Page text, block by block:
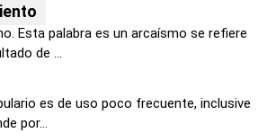
Esta palabra es un arcaísmo se refiere
de ...
es de uso poco frecuente, inclusive
por...